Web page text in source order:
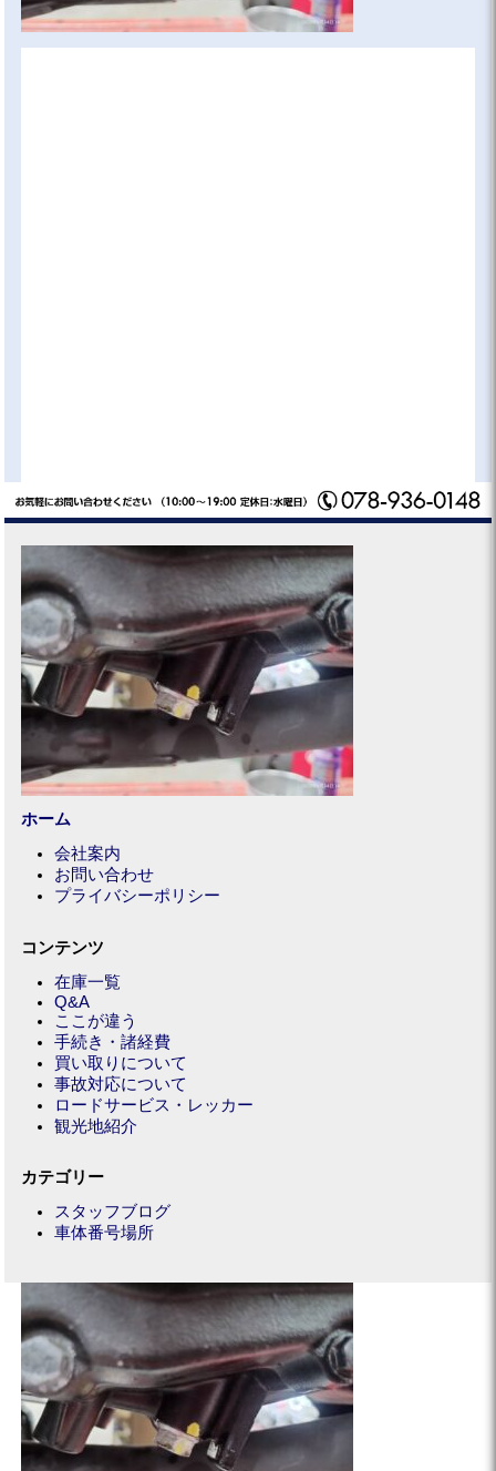
ホーム
会社案内
お問い合わせ
プライバシーポリシー
コンテンツ
在庫一覧
Q&A
ここが違う
手続き・諸経費
買い取りについて
事故対応について
ロードサービス・レッカー
観光地紹介
カテゴリー
スタッフブログ
車体番号場所